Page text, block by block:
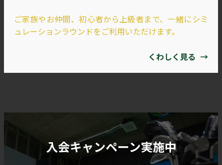
ご家族やお仲間、初心者から上級者まで、一緒にシミ
ュレーションラウンドをご利用いただけます。
くわしく見る →
入会キャンペーン実施中